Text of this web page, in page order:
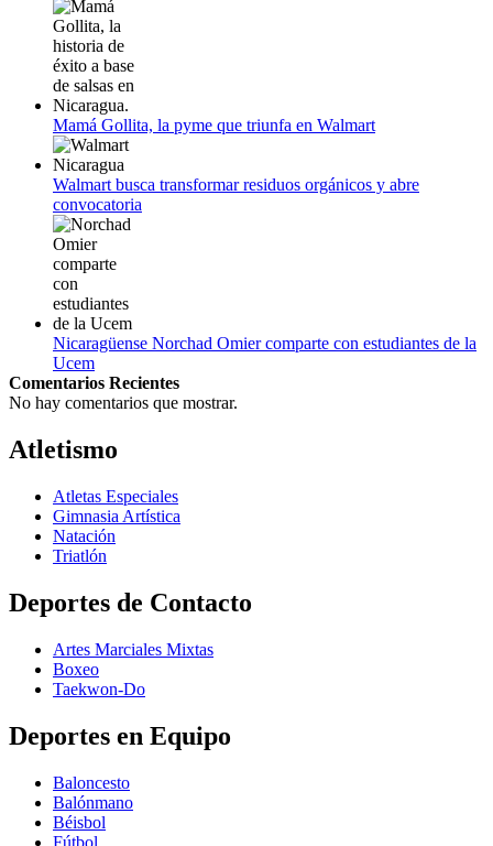
Mamá Gollita, la pyme que triunfa en Walmart
Walmart busca transformar residuos orgánicos y abre
convocatoria
Nicaragüense Norchad Omier comparte con estudiantes de la
Ucem
Comentarios Recientes
No hay comentarios que mostrar.
Atletismo
Atletas Especiales
Gimnasia Artística
Natación​
Triatlón​
Deportes de Contacto
Artes Marciales Mixtas
Boxeo
Taekwon-Do
Deportes en Equipo
Baloncesto
Balónmano
Béisbol
Fútbol